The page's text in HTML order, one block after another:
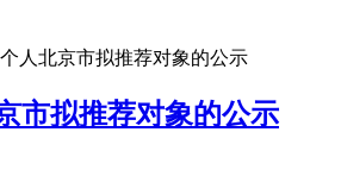
人北京市拟推荐对象的公示
市拟推荐对象的公示